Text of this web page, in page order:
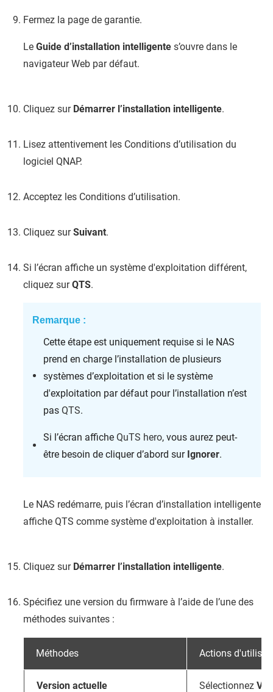
Fermez la page de garantie.
Le Guide d’installation intelligente s’ouvre dans le
navigateur Web par défaut.
Cliquez sur Démarrer l’installation intelligente.
Lisez attentivement les Conditions d’utilisation du
logiciel QNAP.
Acceptez les Conditions d’utilisation.
Cliquez surSuivant.
Si l’écran affiche un système d'exploitation différent,
cliquez surQTS.
Remarque :
Cette étape est uniquement requise si le NAS
prend en charge l’installation de plusieurs
systèmes d’exploitation et si le système
d'exploitation par défaut pour l’installation n’est
pas QTS.
Si l’écran affiche QuTS hero, vous aurez peut-
être besoin de cliquer d’abord sur Ignorer.
Le NAS redémarre, puis l’écran d’installation intelligente
affiche QTS comme système d'exploitation à installer.
Cliquez sur Démarrer l’installation intelligente.
Spécifiez une version du firmware à l’aide de l’une des
méthodes suivantes :
Méthodes Actions
Version actuelle Sélectionnez